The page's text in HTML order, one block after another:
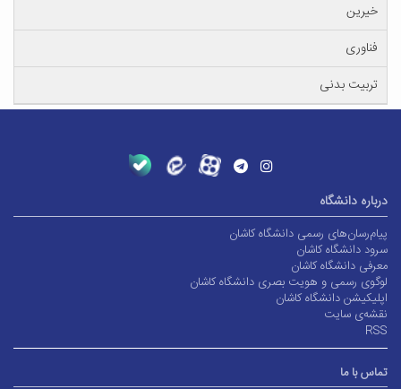
خیرین
فناوری
تربیت بدنی
درباره دانشگاه
پیام‌رسان‌های رسمی دانشگاه کاشان
سرود دانشگاه کاشان
معرفی دانشگاه کاشان
لوگوی رسمی و هویت بصری دانشگاه کاشان
اپلیکیشن دانشگاه کاشان
نقشه‌ی سایت
RSS
تماس با ما